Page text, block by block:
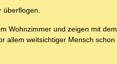
überflogen.
Wohnzimmer und zeigen mit dem
allem weitsichtiger Mensch schon